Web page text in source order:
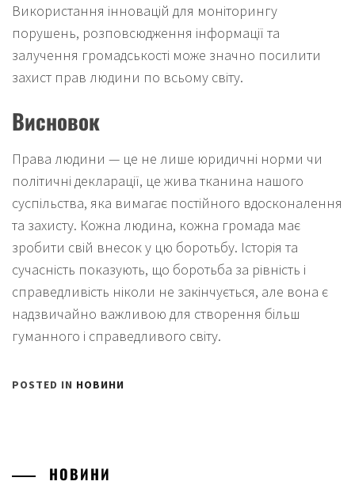
Використання інновацій для моніторингу
порушень, розповсюдження інформації та
залучення громадськості може значно посилити
захист прав людини по всьому світу.
Висновок
Права людини — це не лише юридичні норми чи
політичні декларації, це жива тканина нашого
суспільства, яка вимагає постійного вдосконалення
та захисту. Кожна людина, кожна громада має
зробити свій внесок у цю боротьбу. Історія та
сучасність показують, що боротьба за рівність і
справедливість ніколи не закінчується, але вона є
надзвичайно важливою для створення більш
гуманного і справедливого світу.
POSTED IN НОВИНИ
НОВИНИ